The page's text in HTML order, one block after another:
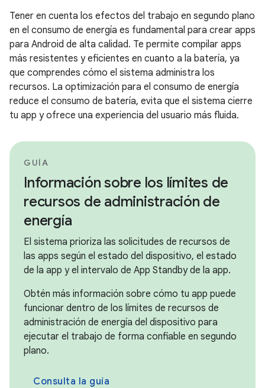
Tener en cuenta los efectos del trabajo en segundo plano
en el consumo de energía es fundamental para crear apps
para Android de alta calidad. Te permite compilar apps
más resistentes y eficientes en cuanto a la batería, ya
que comprendes cómo el sistema administra los
recursos. La optimización para el consumo de energía
reduce el consumo de batería, evita que el sistema cierre
tu app y ofrece una experiencia del usuario más fluida.
GUÍA
Información sobre los límites de
recursos de administración de
energía
El sistema prioriza las solicitudes de recursos de
las apps según el estado del dispositivo, el estado
de la app y el intervalo de App Standby de la app.
Obtén más información sobre cómo tu app puede
funcionar dentro de los límites de recursos de
administración de energía del dispositivo para
ejecutar el trabajo de forma confiable en segundo
plano.
Consulta la guía